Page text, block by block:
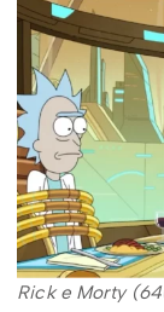
Rick e Morty